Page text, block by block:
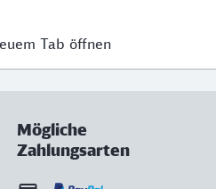
Tab öffnen
Mögliche
Zahlungsarten